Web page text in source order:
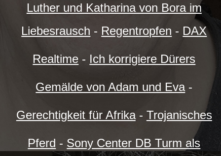
Luther und Katharina von Bora im
Liebesrausch - Regentropfen - DAX
Realtime - Ich korrigiere Dürers
Gemälde von Adam und Eva-
Gerechtigkeit für Afrika- Trojanisches
Pferd - Sony Center DB Turm als